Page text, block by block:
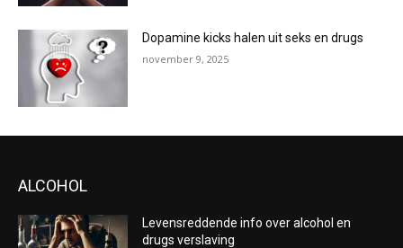
Dopamine kicks halen uit seks en drugs
november 9, 2025
ALCOHOL
Levensreddende info over alcohol en
drugs verslaving